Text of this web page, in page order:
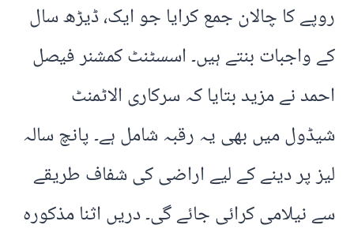
روپے کا چالان جمع کرایا جو ایک، ڈیڑھ سال
کے واجبات بنتے ہیں۔ اسسٹنٹ کمشنر فیصل
احمد نے مزید بتایا کہ سرکاری الاٹمنٹ
شیڈول میں بھی یہ رقبہ شامل ہے۔ پانچ سالہ
لیز پر دینے کے لیے اراضی کی شفاف طریقے
سے نیلامی کرائی جائے گی۔ دریں اثنا مذکورہ